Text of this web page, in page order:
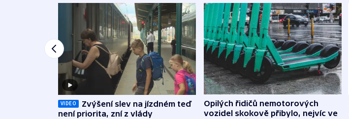
VIDEO
Zvýšení slev na jízdném teď
není priorita, zní z vlády
Opilých řidičů nemotorových
vozidel skokově přibylo, nejvíc ve